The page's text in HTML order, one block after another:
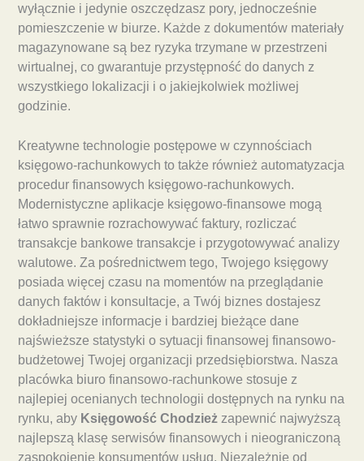
wyłącznie i jedynie oszczędzasz pory, jednocześnie
pomieszczenie w biurze. Każde z dokumentów materiały
magazynowane są bez ryzyka trzymane w przestrzeni
wirtualnej, co gwarantuje przystępność do danych z
wszystkiego lokalizacji i o jakiejkolwiek możliwej
godzinie.
Kreatywne technologie postępowe w czynnościach
księgowo-rachunkowych to także również automatyzacja
procedur finansowych księgowo-rachunkowych.
Modernistyczne aplikacje księgowo-finansowe mogą
łatwo sprawnie rozrachowywać faktury, rozliczać
transakcje bankowe transakcje i przygotowywać analizy
walutowe. Za pośrednictwem tego, Twojego księgowy
posiada więcej czasu na momentów na przeglądanie
danych faktów i konsultacje, a Twój biznes dostajesz
dokładniejsze informacje i bardziej bieżące dane
najświeższe statystyki o sytuacji finansowej finansowo-
budżetowej Twojej organizacji przedsiębiorstwa. Nasza
placówka biuro finansowo-rachunkowe stosuje z
najlepiej ocenianych technologii dostępnych na rynku na
rynku, aby Księgowość Chodzież zapewnić najwyższą
najlepszą klasę serwisów finansowych i nieograniczoną
zaspokojenie konsumentów usług. Niezależnie od